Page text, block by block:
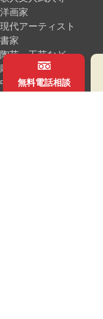
洋画家
現代アーティスト
書家
陶芸・工芸など
彫刻家
中国諸作家
海外作家
無料電話相談